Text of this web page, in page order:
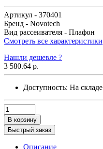
Артикул - 370401
Бренд - Novotech
Вид рассеивателя - Плафон
Смотреть все характеристики
Нашли дешевле ?
3 580.64 р.
Доступность: На складе
В корзину
Быстрый заказ
Описание